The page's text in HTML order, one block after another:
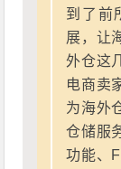
到了前
展，让
外仓这
电商卖
为海外
仓储服
功能、